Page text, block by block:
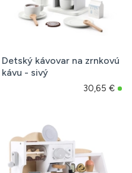
Detský kávovar na zrnkovú
kávu - sivý
30,65 €